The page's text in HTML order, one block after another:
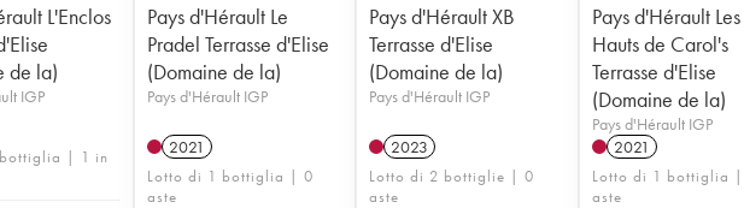
L'Enclos
de la)
IGP
| 1 in
Pays d'Hérault Le
Pradel Terrasse d'Elise
(Domaine de la)
Pays d'Hérault IGP
2021
Lotto di 1 bottiglia | 0
aste
Pays d'Hérault XB
Terrasse d'Elise
(Domaine de la)
Pays d'Hérault IGP
2023
Lotto di 2 bottiglie | 0
aste
Pays d'Hérault Les
Hauts de Carol's
Terrasse d'Elise
(Domaine de la)
Pays d'Hérault IGP
2021
Lotto di 1 bottiglia
aste